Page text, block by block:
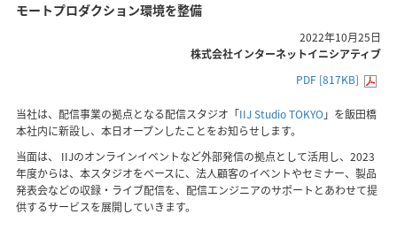
モートプロダクション環境を整備
2022年10月25日
株式会社インターネットイニシアティブ
PDF [817KB]
当社は、配信事業の拠点となる配信スタジオ「IIJ Studio TOKYO」を飯田橋
本社内に新設し、本日オープンしたことをお知らせします。
当面は、 IIJのオンラインイベントなど外部発信の拠点として活用し、2023
年度からは、本スタジオをベースに、法人顧客のイベントやセミナー、製品
発表会などの収録・ライブ配信を、配信エンジニアのサポートとあわせて提
供するサービスを展開していきます。